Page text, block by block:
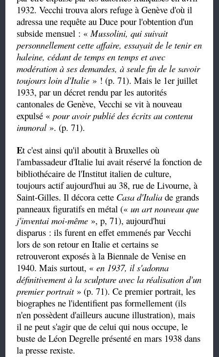
1932. Vecchi trouva alors refuge à Genève d'où il
adressa une requête au Duce pour l'obtention d'un
subside mensuel : «Mussolini, qui suivait
personnellement cette affaire, essayait de le tenir en
haleine, cédant de temps en temps et avec
modération à ses demandes, à seule fin de le savoir
toujours loin d'Italie » ! (p. 71). Mais le 1er juillet
1933, par un décret rendu par les autorités
cantonales de Genève, Vecchi se vit à nouveau
expulsé «pour avoir publié des écrits au contenu
immoral ». (p. 71).
Et c'est ainsi qu'il aboutit à Bruxelles où
l'ambassadeur d'Italie lui avait réservé la fonction de
bibliothécaire de l'Institut italien de culture,
toujours actif aujourd'hui au 38, rue de Livourne, à
Saint-Gilles. Il décora cette Casa d'Italia de grands
panneaux figuratifs en métal («un art nouveau que
j'inventai moi-même », p, 71), aujourd'hui
disparus : ils furent en effet emmenés par Vecchi
lors de son retour en Italie et certains se
retrouveront exposés à la Biennale de Venise en
1940. Mais surtout, « en 1937, il s'adonna
définitivement à la sculpture avec la réalisation d'un
premier portrait» (p. 71). Ce premier portrait, les
biographes ne l'identifient pas formellement (ils
n'en possèdent d'ailleurs aucune illustration), mais
il ne peut s'agir que de celui qui nous occupe, le
buste de Léon Degrelle présenté en mars 1938 dans
la presse rexiste.